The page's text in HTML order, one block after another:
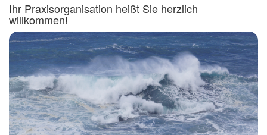
Ihr Praxisorganisation heißt Sie herzlich
willkommen!